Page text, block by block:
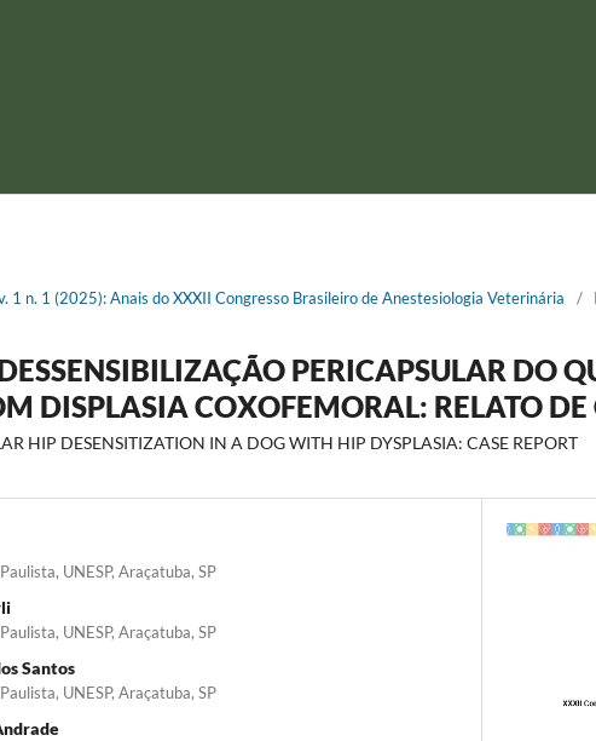
1 n. 1 (2025): Anais do XXXII Congresso Brasileiro de Anestesiologia Veterinária /
PERICAPSULAR DO
DISPLASIA COXOFEMORAL: RELATO DE
HIP DESENSITIZATION IN A DOG WITH HIP DYSPLASIA: CASE REPORT
UNESP, Araçatuba, SP
UNESP, Araçatuba, SP
Santos
UNESP, Araçatuba, SP